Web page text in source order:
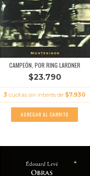
CAMPEÓN, POR RING LARDNER
$23.790
3 cuotas sin interés de $7.930